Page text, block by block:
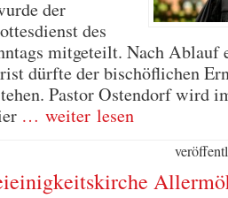
der
des
mitgeteilt. Nach Ablauf
dürfte der bischöflichen
Pastor Ostendorf wird
… weiter lesen